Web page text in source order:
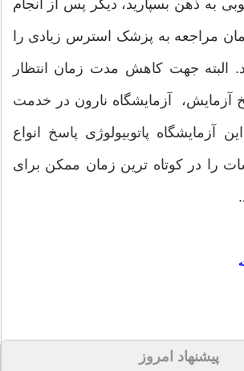
به ذهن بسپارید، دیگر پس از انجام
مراجعه به پزشک استرس زیادی را
البته جهت کاهش مدت زمان انتظار
آزمایش، آزمایشگاه نارون در خدمت
آزمایشگاه پاتوبیولوژی پاسخ انواع
را در کوتاه‌ ترین زمان ممکن برای
پیشنهاد امروز